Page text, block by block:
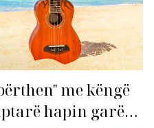
me këngë
hapin garën